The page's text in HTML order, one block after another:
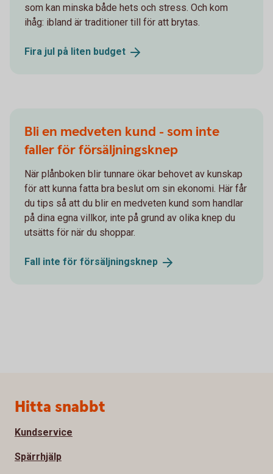
som kan minska både hets och stress. Och kom
ihåg: ibland är traditioner till för att brytas.
Fira jul på liten budget
Bli en medveten kund - som inte
faller för försäljningsknep
När plånboken blir tunnare ökar behovet av kunskap
för att kunna fatta bra beslut om sin ekonomi. Här får
du tips så att du blir en medveten kund som handlar
på dina egna villkor, inte på grund av olika knep du
utsätts för när du shoppar.
Fall inte för försäljningsknep
Sidfot
Hitta snabbt
Kundservice
Spärrhjälp